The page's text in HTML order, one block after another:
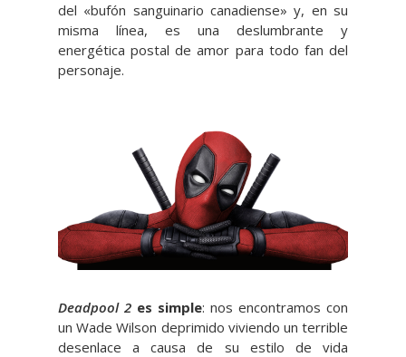
del «bufón sanguinario canadiense» y, en su
misma línea, es una deslumbrante y
energética postal de amor para todo fan del
personaje.
Deadpool 2 es simple: nos encontramos con
un Wade Wilson deprimido viviendo un terrible
desenlace a causa de su estilo de vida